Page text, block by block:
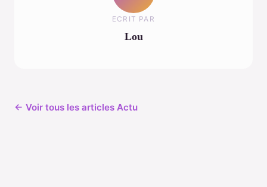
ECRIT PAR
Lou
← Voir tous les articles Actu